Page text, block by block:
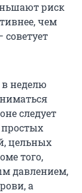
риск
чем
неделю
следует
простых
цельных
того,
давлением,
а